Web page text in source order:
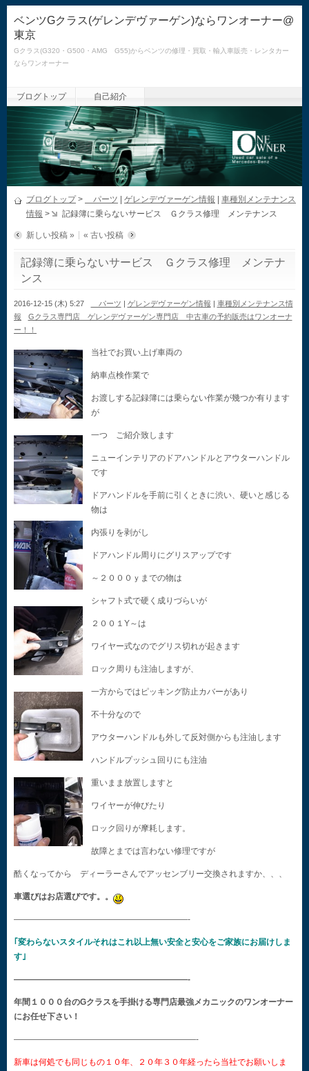
ベンツGクラス(ゲレンデヴァーゲン)ならワンオーナー@
東京
Gクラス(G320・G500・AMG G55)からベンツの修理・買取・輸入車販売・レンタカー
ならワンオーナー
ブログトップ 自己紹介
ブログトップ> パーツ ゲレンデヴァーゲン情報
車種別メンテナンス
情報 > 記録簿に乗らないサービス Ｇクラス修理 メンテナンス
新しい投稿 » « 古い投稿
記録簿に乗らないサービス Ｇクラス修理 メンテナ
ンス
2016-12-15 (木) 5:27 パーツ | ゲレンデヴァーゲン情報 | 車種別メンテナンス情
報
Gクラス専門店 ゲレンデヴァーゲン専門店 中古車の予約販売はワンオーナ
ー！！
当社でお買い上げ車両の
納車点検作業で
お渡しする記録簿には乗らない作業が幾つか有ります
が
一つ ご紹介致します
ニューインテリアのドアハンドルとアウターハンドル
です
ドアハンドルを手前に引くときに渋い、硬いと感じる
物は
内張りを剥がし
ドアハンドル周りにグリスアップです
～２０００ｙまでの物は
シャフト式で硬く成りづらいが
２００１Y～は
ワイヤー式なのでグリス切れが起きます
ロック周りも注油しますが、
一方からではピッキング防止カバーがあり
不十分なので
アウターハンドルも外して反対側からも注油します
ハンドルプッシュ回りにも注油
重いまま放置しますと
ワイヤーが伸びたり
ロック回りが摩耗します。
故障とまでは言わない修理ですが
酷くなってから ディーラーさんでアッセンブリー交換されますか、、、
車選びはお店選びです。。
—————————————————————-
｢変わらないスタイルそれはこれ以上無い安全と安心をご家族にお届けしま
す｣
—————————————————————-
年間１０００台のGクラスを手掛ける専門店最強メカニックのワンオーナー
にお任せ下さい！
——————————————————————-
新車は何処でも同じもの１０年、２０年３０年経ったら当社でお願いしま